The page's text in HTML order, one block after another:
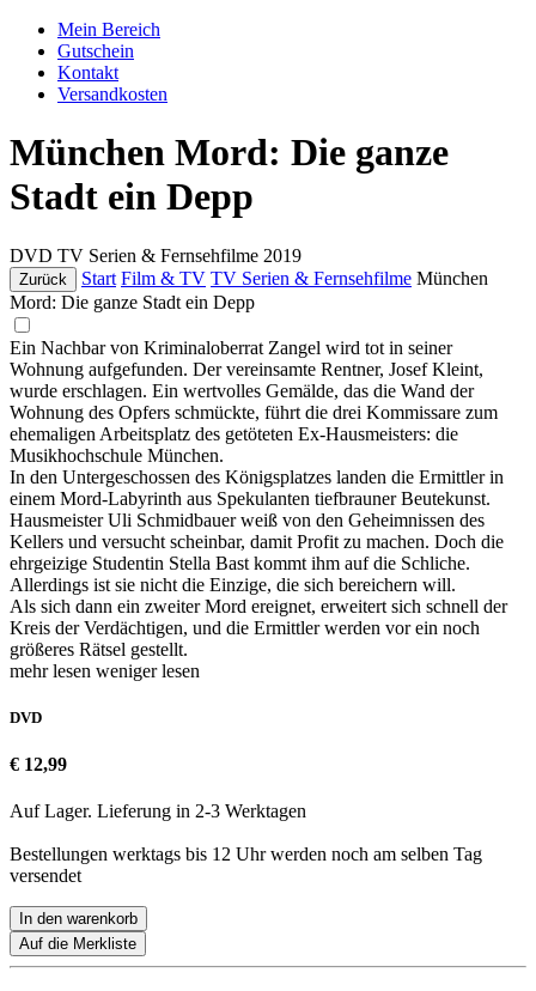
Mein Bereich
Gutschein
Kontakt
Versandkosten
München Mord: Die ganze
Stadt ein Depp
DVD TV Serien & Fernsehfilme 2019
Zurück Start Film & TV TV Serien & Fernsehfilme München
Mord: Die ganze Stadt ein Depp
Ein Nachbar von Kriminaloberrat Zangel wird tot in seiner
Wohnung aufgefunden. Der vereinsamte Rentner, Josef Kleint,
wurde erschlagen. Ein wertvolles Gemälde, das die Wand der
Wohnung des Opfers schmückte, führt die drei Kommissare zum
ehemaligen Arbeitsplatz des getöteten Ex-Hausmeisters: die
Musikhochschule München.
In den Untergeschossen des Königsplatzes landen die Ermittler in
einem Mord-Labyrinth aus Spekulanten tiefbrauner Beutekunst.
Hausmeister Uli Schmidbauer weiß von den Geheimnissen des
Kellers und versucht scheinbar, damit Profit zu machen. Doch die
ehrgeizige Studentin Stella Bast kommt ihm auf die Schliche.
Allerdings ist sie nicht die Einzige, die sich bereichern will.
Als sich dann ein zweiter Mord ereignet, erweitert sich schnell der
Kreis der Verdächtigen, und die Ermittler werden vor ein noch
größeres Rätsel gestellt.
mehr lesen weniger lesen
DVD
€ 12,99
Auf Lager. Lieferung in 2-3 Werktagen
Bestellungen werktags bis 12 Uhr werden noch am selben Tag
versendet
In den warenkorb
Auf die Merkliste